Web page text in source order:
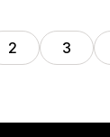
2 3